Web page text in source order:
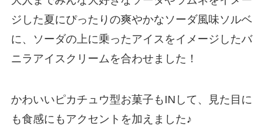
ジした夏にぴったりの爽やかなソーダ風味ソルベ
に、ソーダの上に乗ったアイスをイメージしたバ
ニラアイスクリームを合わせました！
かわいいピカチュウ型お菓子もINして、見た目に
も食感にもアクセントを加えました♪